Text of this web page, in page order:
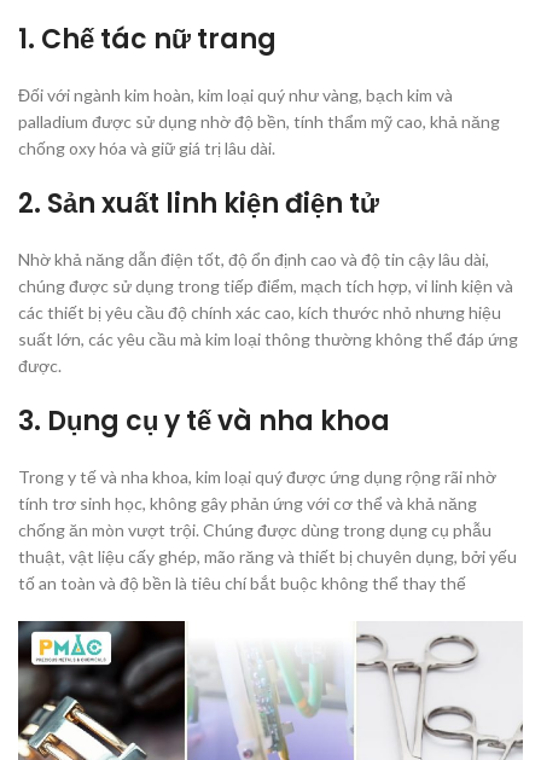
1. Chế tác nữ trang
Đối với ngành kim hoàn, kim loại quý như vàng, bạch kim và
palladium được sử dụng nhờ độ bền, tính thẩm mỹ cao, khả năng
chống oxy hóa và giữ giá trị lâu dài.
2. Sản xuất linh kiện điện tử
Nhờ khả năng dẫn điện tốt, độ ổn định cao và độ tin cậy lâu dài,
chúng được sử dụng trong tiếp điểm, mạch tích hợp, vi linh kiện và
các thiết bị yêu cầu độ chính xác cao, kích thước nhỏ nhưng hiệu
suất lớn, các yêu cầu mà kim loại thông thường không thể đáp ứng
được.
3. Dụng cụ y tế và nha khoa
Trong y tế và nha khoa, kim loại quý được ứng dụng rộng rãi nhờ
tính trơ sinh học, không gây phản ứng với cơ thể và khả năng
chống ăn mòn vượt trội. Chúng được dùng trong dụng cụ phẫu
thuật, vật liệu cấy ghép, mão răng và thiết bị chuyên dụng, bởi yếu
tố an toàn và độ bền là tiêu chí bắt buộc không thể thay thế